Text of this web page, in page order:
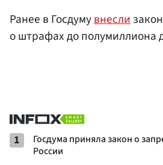
Ранее в Госдумувнесли
о штрафах до полумиллиона
1
Госдума приняла закон о
России